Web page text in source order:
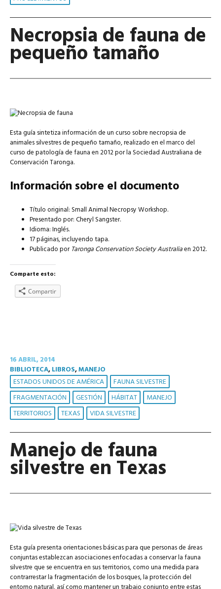
Necropsia de fauna de
pequeño tamaño
Esta guía sintetiza información de un curso sobre necropsia de
animales silvestres de pequeño tamaño, realizado en el marco del
curso de patología de fauna en 2012 por la Sociedad Australiana de
Conservación Taronga.
Información sobre el documento
Título original: Small Animal Necropsy Workshop.
Presentado por: Cheryl Sangster.
Idioma: Inglés.
17 páginas, incluyendo tapa.
Publicado porTaronga Conservation Society Australiaen 2012.
Comparte esto:
Compartir
16 ABRIL, 2014
BIBLIOTECA,LIBROS,MANEJO
ESTADOS UNIDOS DE AMÉRICA
FAUNA SILVESTRE
FRAGMENTACIÓN
GESTIÓN HÁBITAT
MANEJO
TERRITORIOS
TEXAS VIDA SILVESTRE
Manejo de fauna
silvestre en Texas
Esta guía presenta orientaciones básicas para que personas de áreas
conjuntas establezcan asociaciones enfocadas a conservar la fauna
silvestre que se encuentra en sus territorios, como una medida para
contrarrestar la fragmentación de los bosques, la protección del